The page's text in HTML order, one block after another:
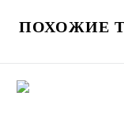
ПОХОЖИЕ